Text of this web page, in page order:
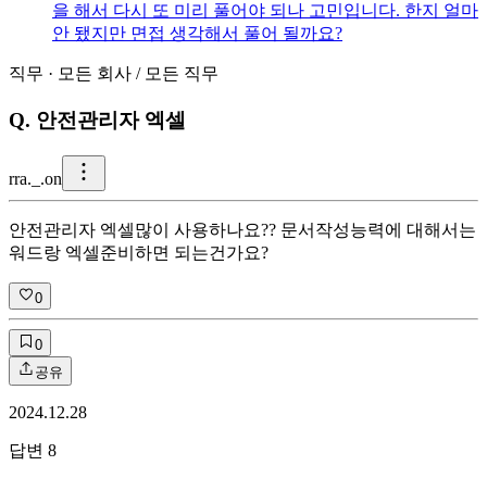
을 해서 다시 또 미리 풀어야 되나 고민입니다. 한지 얼마
안 됐지만 면접 생각해서 풀어 될까요?
직무 · 모든 회사 / 모든 직무
Q. 안전관리자 엑셀
rra._.on
안전관리자 엑셀많이 사용하나요?? 문서작성능력에 대해서는
워드랑 엑셀준비하면 되는건가요?
0
0
공유
2024.12.28
답변 8